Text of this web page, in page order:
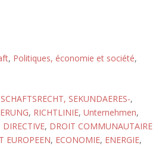
, Politiques, économie et société,
SEKUNDAERES-,
, RICHTLINIE, Unternehmen,
DIRECTIVE, DROIT COMMUNAUTAIRE
EUROPEEN, ECONOMIE, ENERGIE,